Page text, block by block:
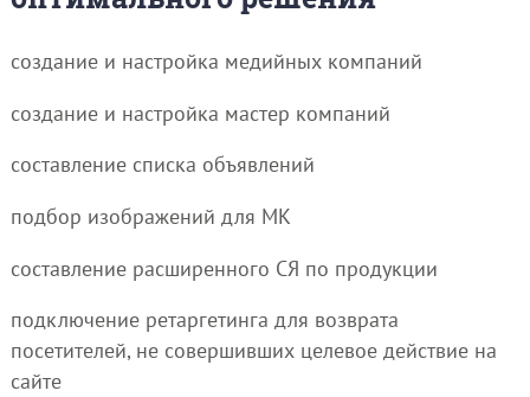
создание и настройка медийных компаний
создание и настройка мастер компаний
составление списка объявлений
подбор изображений для МК
составление расширенного СЯ по продукции
подключение ретаргетинга для возврата
посетителей, не совершивших целевое действие на
сайте